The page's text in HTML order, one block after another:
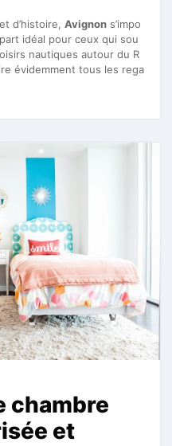
d’histoire, Avignon s’impo
idéal pour ceux qui sou
nautiques autour du R
évidemment tous les rega
chambre
et